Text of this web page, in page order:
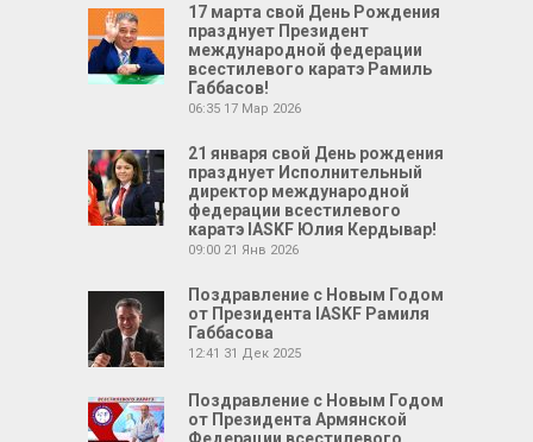
17 марта свой День Рождения
празднует Президент
международной федерации
всестилевого каратэ Рамиль
Габбасов!
06:35 17 Мар 2026
21 января свой День рождения
празднует Исполнительный
директор международной
федерации всестилевого
каратэ IASKF Юлия Кердывар!
09:00 21 Янв 2026
Поздравление с Новым Годом
от Президента IASKF Рамиля
Габбасова
12:41 31 Дек 2025
Поздравление с Новым Годом
от Президента Армянской